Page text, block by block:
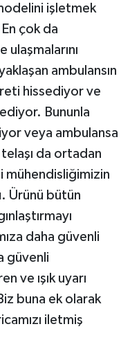
işletmek
çok da
ulaşmalarını
ambulansın
hissediyor ve
Bununla
veya ambulansa
da ortadan
mühendisliğimizin
Ürünü bütün
daha güvenli
güvenli
ve ışık uyarı
buna ek olarak
iletmiş